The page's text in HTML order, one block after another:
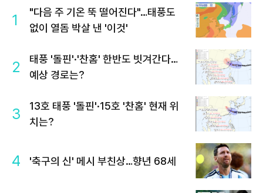
1
"다음 주 기온 뚝 떨어진다"…태풍도
없이 열돔 박살 낸 '이것'
2
태풍 '돌핀'·'찬홈' 한반도 빗겨간다…
예상 경로는?
3
13호 태풍 '돌핀'·15호 '찬홈' 현재 위
치는?
4 '축구의 신' 메시 부친상…향년 68세